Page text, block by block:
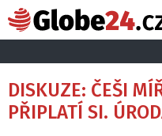
DISKUZE: ČEŠI
PŘIPLATÍ SI.